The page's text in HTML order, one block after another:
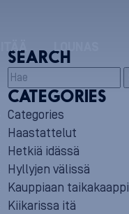
ITÄÄ LOUNAS
SEARCH
CATEGORIES
Categories
Haastattelut
Hetkiä idässä
Hyllyjen välissä
Kauppiaan taikakaappi
Kiikarissa itä